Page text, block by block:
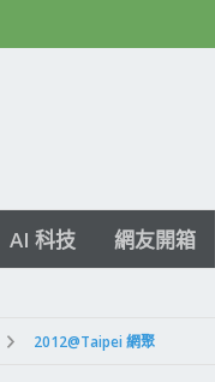
AI 科技 網友開箱
2012@Taipei 網聚